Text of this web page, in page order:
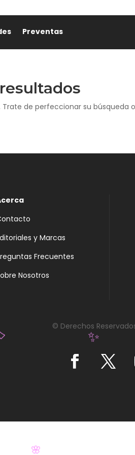
Preventas
de perfeccionar su búsqueda
y Marcas
Frecuentes
Nosotros
© Derechos